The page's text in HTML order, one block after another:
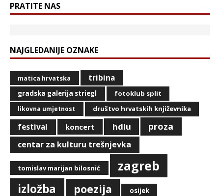
PRATITE NAS
NAJGLEDANIJE OZNAKE
matica hrvatska tribina
gradska galerija striegl fotoklub split
likovna umjetnost društvo hrvatskih književnika
festival koncert hdlu proza
centar za kulturu trešnjevka
tomislav marijan bilosnić zagreb
izložba poezija osijek